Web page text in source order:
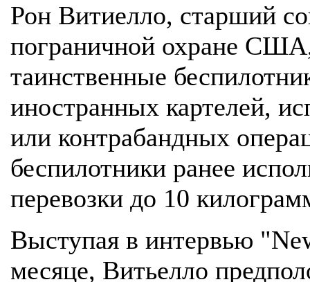
Рон Витиелло, старший
пограничной охране
таинственные
иностранных картелей,
или контрабандных
беспилотники ранее
перевозки до 10
Выступая в интервью
месяце, Витьелло